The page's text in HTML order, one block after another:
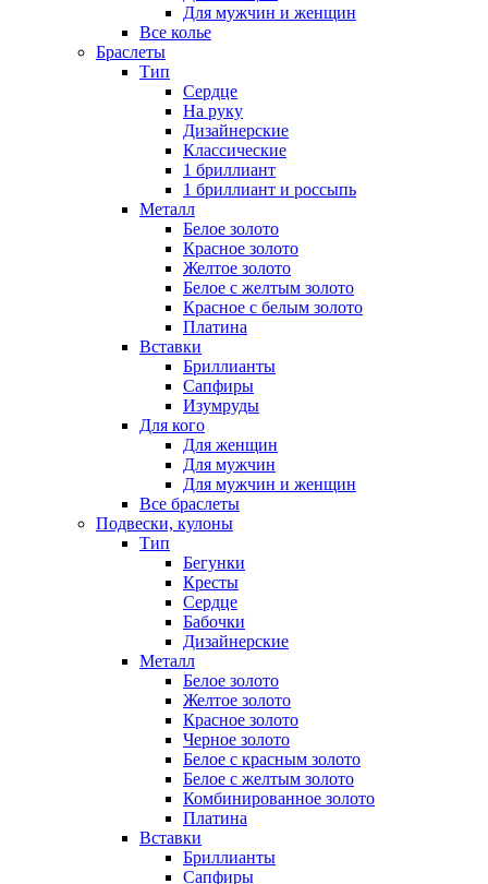
Для мужчин и женщин
Все колье
Браслеты
Тип
Сердце
На руку
Дизайнерские
Классические
1 бриллиант
1 бриллиант и россыпь
Металл
Белое золото
Красное золото
Желтое золото
Белое с желтым золото
Красное с белым золото
Платина
Вставки
Бриллианты
Сапфиры
Изумруды
Для кого
Для женщин
Для мужчин
Для мужчин и женщин
Все браслеты
Подвески, кулоны
Тип
Бегунки
Кресты
Сердце
Бабочки
Дизайнерские
Металл
Белое золото
Желтое золото
Красное золото
Черное золото
Белое с красным золото
Белое с желтым золото
Комбинированное золото
Платина
Вставки
Бриллианты
Сапфиры